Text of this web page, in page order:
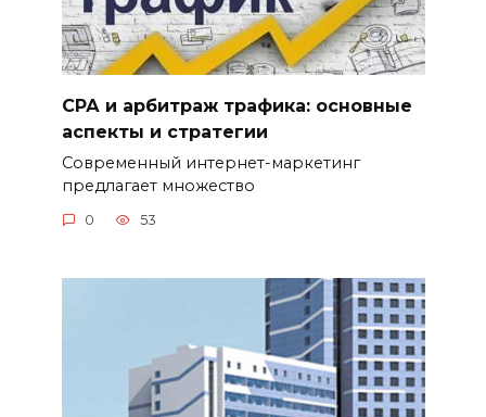
СРА и арбитраж трафика: основные
аспекты и стратегии
Современный интернет-маркетинг
предлагает множество
0 53